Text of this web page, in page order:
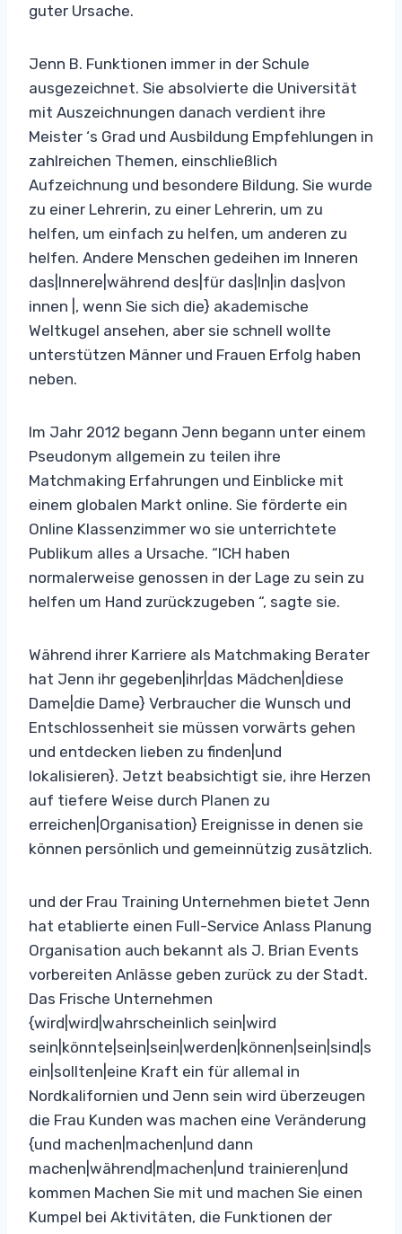
guter Ursache.
Jenn B. Funktionen immer in der Schule
ausgezeichnet. Sie absolvierte die Universität
mit Auszeichnungen danach verdient ihre
Meister ‘s Grad und Ausbildung Empfehlungen in
zahlreichen Themen, einschließlich
Aufzeichnung und besondere Bildung. Sie wurde
zu einer Lehrerin, zu einer Lehrerin, um zu
helfen, um einfach zu helfen, um anderen zu
helfen. Andere Menschen gedeihen im Inneren
das|Innere|während des|für das|In|in das|von
innen |, wenn Sie sich die} akademische
Weltkugel ansehen, aber sie schnell wollte
unterstützen Männer und Frauen Erfolg haben
neben.
Im Jahr 2012 begann Jenn begann unter einem
Pseudonym allgemein zu teilen ihre
Matchmaking Erfahrungen und Einblicke mit
einem globalen Markt online. Sie förderte ein
Online Klassenzimmer wo sie unterrichtete
Publikum alles a Ursache. “ICH haben
normalerweise genossen in der Lage zu sein zu
helfen um Hand zurückzugeben “, sagte sie.
Während ihrer Karriere als Matchmaking Berater
hat Jenn ihr gegeben|ihr|das Mädchen|diese
Dame|die Dame} Verbraucher die Wunsch und
Entschlossenheit sie müssen vorwärts gehen
und entdecken lieben zu finden|und
lokalisieren}. Jetzt beabsichtigt sie, ihre Herzen
auf tiefere Weise durch Planen zu
erreichen|Organisation} Ereignisse in denen sie
können persönlich und gemeinnützig zusätzlich.
und der Frau Training Unternehmen bietet Jenn
hat etablierte einen Full-Service Anlass Planung
Organisation auch bekannt als J. Brian Events
vorbereiten Anlässe geben zurück zu der Stadt.
Das Frische Unternehmen
{wird|wird|wahrscheinlich sein|wird
sein|könnte|sein|sein|werden|können|sein|sind|s
ein|sollten|eine Kraft ein für allemal in
Nordkalifornien und Jenn sein wird überzeugen
die Frau Kunden was machen eine Veränderung
{und machen|machen|und dann
machen|während|machen|und trainieren|und
kommen Machen Sie mit und machen Sie einen
Kumpel bei Aktivitäten, die Funktionen der